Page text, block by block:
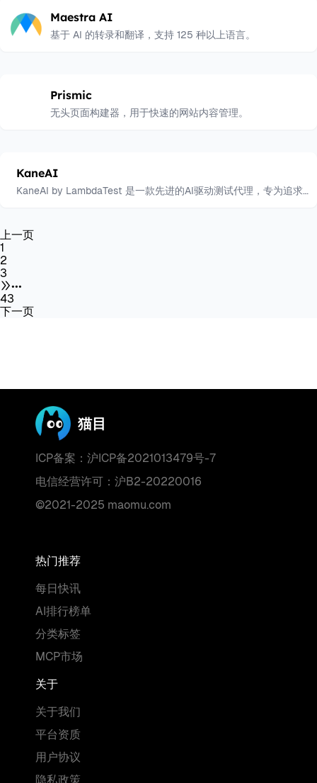
Maestra AI
基于 AI 的转录和翻译，支持 125 种以上语言。
Prismic
无头页面构建器，用于快速的网站内容管理。
KaneAI
KaneAI by LambdaTest 是一款先进的AI驱动测试代理，专为追求
从而大幅提升开发效率与质量。
上一页
1
2
3
•••
43
下一页
猫目
ICP备案：沪ICP备2021013479号-7
电信经营许可：沪B2-20220016
©2021-2025 maomu.com
热门推荐
每日快讯
AI排行榜单
分类标签
MCP市场
关于
关于我们
平台资质
用户协议
隐私政策